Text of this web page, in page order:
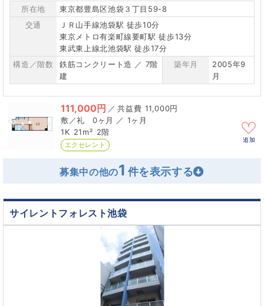
所在地
東京都豊島区池袋３丁目59-8
交通
ＪＲ山手線池袋駅 徒歩10分
東京メトロ有楽町線要町駅 徒歩13分
東武東上線北池袋駅 徒歩17分
構造／階数
鉄筋コンクリート造 ／ 7階
建
築年月
2005年9
月
111,000円 ／
11,000円
0ヶ月 ／ 1ヶ月
1K 21m² 2階
エクセレント
追加
募集中の他の1
サイレントフォレスト池袋